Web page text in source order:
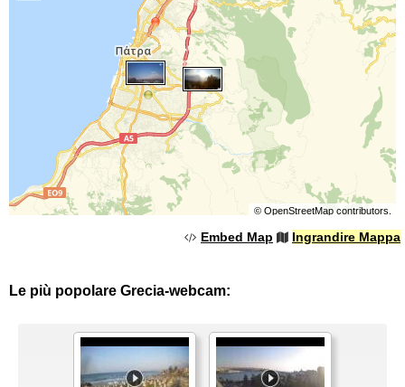
© OpenStreetMapcontributors.
Embed Map Ingrandire Mappa
Le più popolare Grecia-webcam: